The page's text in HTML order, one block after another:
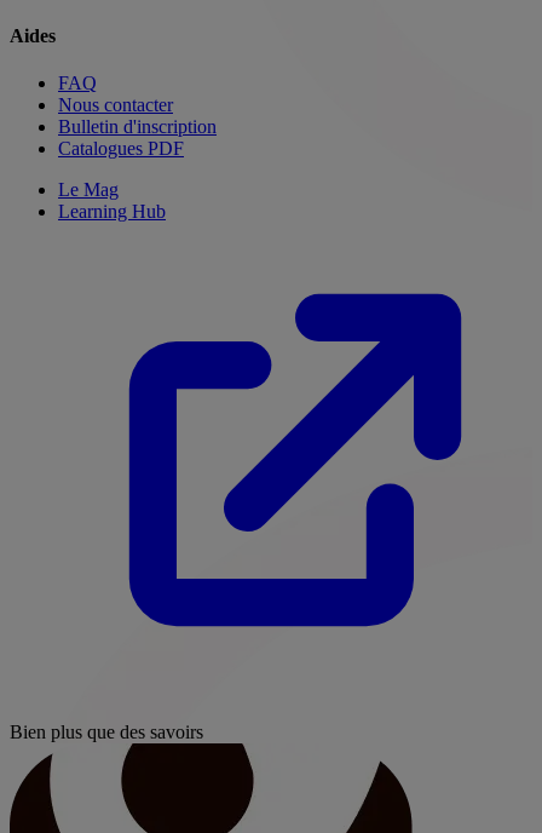
Aides
FAQ
Nous contacter
Bulletin d'inscription
Catalogues PDF
Le Mag
Learning Hub
Bien plus que des savoirs